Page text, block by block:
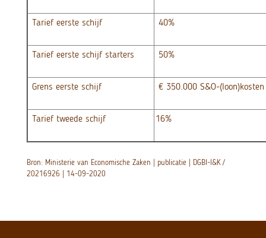
Tarief eerste schijf 40%
Tarief eerste schijf starters 50%
Grens eerste schijf € 350.000 S&O-(loon)kosten
Tarief tweede schijf 16%
Bron: Ministerie van Economische Zaken | publicatie | DGBI-I&K /
20216926 | 14-09-2020